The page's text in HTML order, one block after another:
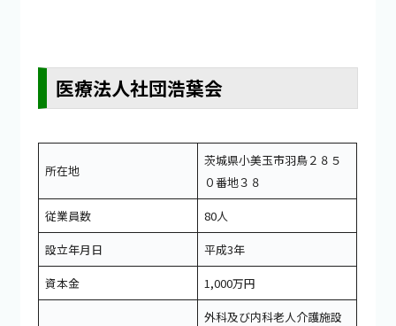
医療法人社団浩葉会
所在地
茨城県小美玉市羽鳥２８５
０番地３８
従業員数
80人
設立年月日
平成3年
資本金
1,000万円
外科及び内科老人介護施設